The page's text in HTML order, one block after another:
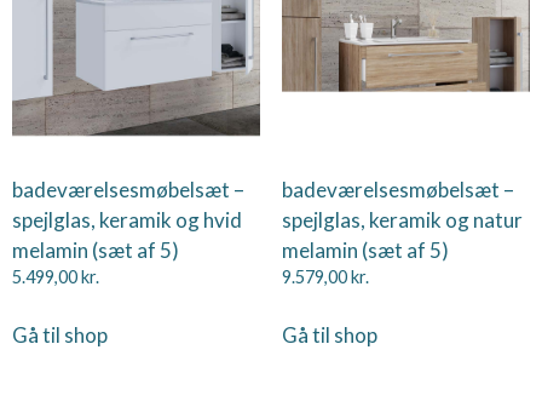
badeværelsesmøbelsæt –
spejlglas, keramik og hvid
melamin (sæt af 5)
5.499,00kr.
Gå til shop
badeværelsesmøbelsæt –
spejlglas, keramik og natur
melamin (sæt af 5)
9.579,00kr.
Gå til shop